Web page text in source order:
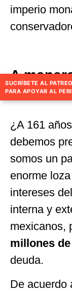
imperio
A
¿A 161
debemos
somos un
enorme
intereses
interna y
mexicanos,
millones
deuda.
De acuerdo
SUCRÍBETE AL
PARA APOYAR AL